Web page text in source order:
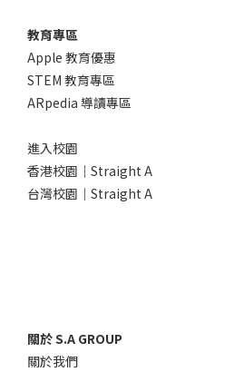
教育專區
Apple 教育優惠
STEM 教育專區
ARpedia 導讀專區
進入校園
香港校園｜Straight A
台灣校園｜Straight A
關於 S.A GROUP
關於我們